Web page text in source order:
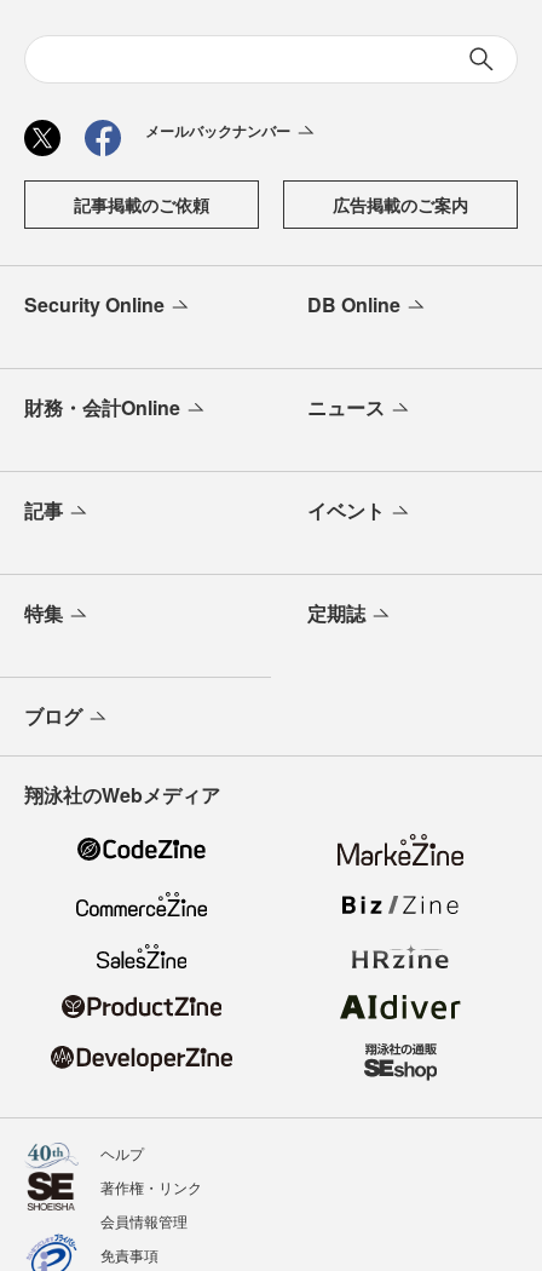
メールバックナンバー
記事掲載のご依頼 広告掲載のご案内
Security Online DB Online
財務・会計Online ニュース
記事 イベント
特集 定期誌
ブログ
翔泳社のWebメディア
ヘルプ
著作権・リンク
会員情報管理
免責事項